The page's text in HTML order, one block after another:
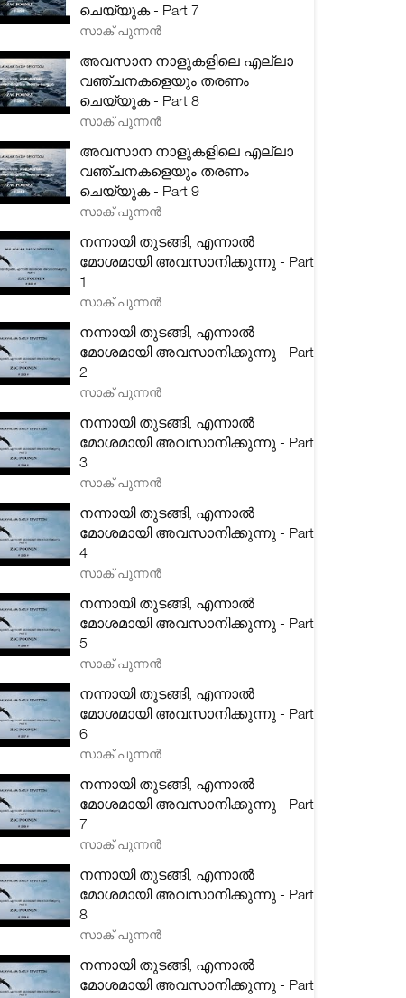
ചെയ്യുക - Part 7
സാക് പുന്നൻ
അവസാന നാളുകളിലെ എല്ലാ
വഞ്ചനകളെയും തരണം
ചെയ്യുക - Part 8
സാക് പുന്നൻ
അവസാന നാളുകളിലെ എല്ലാ
വഞ്ചനകളെയും തരണം
ചെയ്യുക - Part 9
സാക് പുന്നൻ
നന്നായി തുടങ്ങി, എന്നാൽ
മോശമായി അവസാനിക്കുന്നു - Part
1
സാക് പുന്നൻ
നന്നായി തുടങ്ങി, എന്നാൽ
മോശമായി അവസാനിക്കുന്നു - Part
2
സാക് പുന്നൻ
നന്നായി തുടങ്ങി, എന്നാൽ
മോശമായി അവസാനിക്കുന്നു - Part
3
സാക് പുന്നൻ
നന്നായി തുടങ്ങി, എന്നാൽ
മോശമായി അവസാനിക്കുന്നു - Part
4
സാക് പുന്നൻ
നന്നായി തുടങ്ങി, എന്നാൽ
മോശമായി അവസാനിക്കുന്നു - Part
5
സാക് പുന്നൻ
നന്നായി തുടങ്ങി, എന്നാൽ
മോശമായി അവസാനിക്കുന്നു - Part
6
സാക് പുന്നൻ
നന്നായി തുടങ്ങി, എന്നാൽ
മോശമായി അവസാനിക്കുന്നു - Part
7
സാക് പുന്നൻ
നന്നായി തുടങ്ങി, എന്നാൽ
മോശമായി അവസാനിക്കുന്നു - Part
8
സാക് പുന്നൻ
നന്നായി തുടങ്ങി, എന്നാൽ
മോശമായി അവസാനിക്കുന്നു - Part